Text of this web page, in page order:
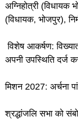
अग्निहोत्री (विधायक
(विधायक, भोजपुर),
विशेष आकर्षण:
अपनी उपस्थिति दर्ज
मिशन 2027: अर्चना
श्रद्धांजलि सभा को